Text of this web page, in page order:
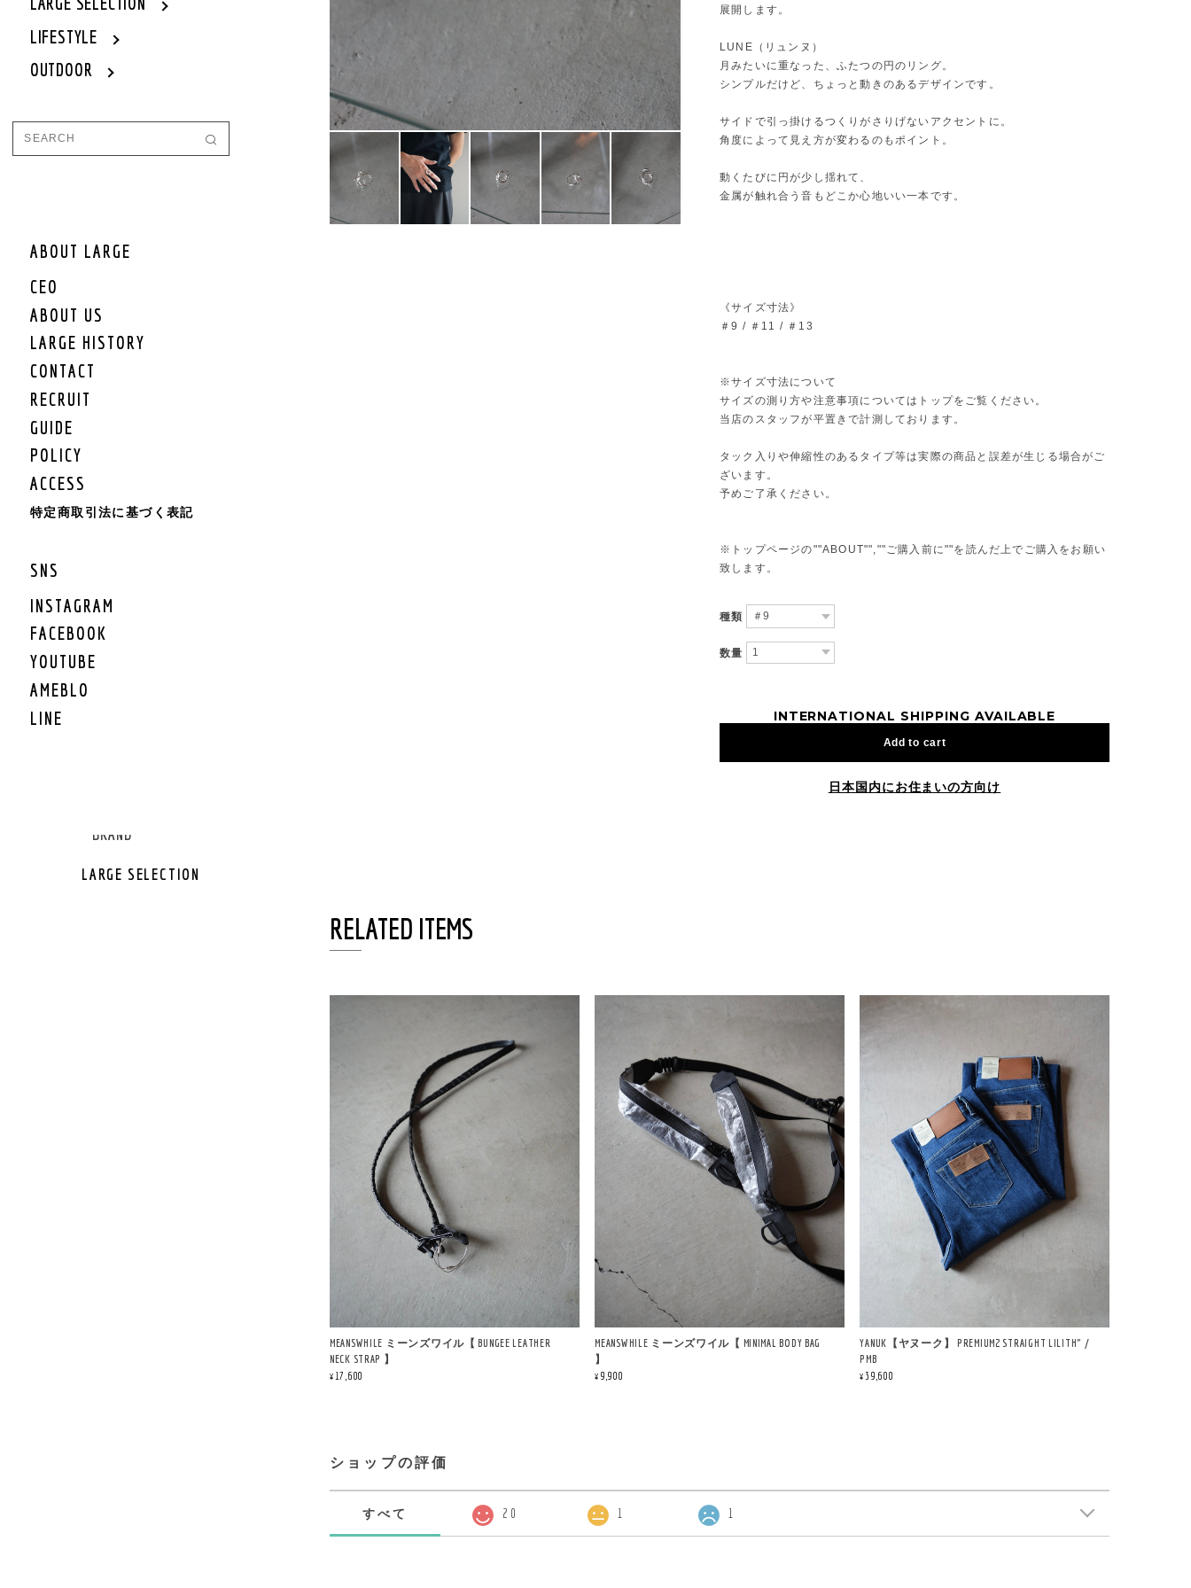
展開します。
LUNE（リュンヌ）
月みたいに重なった、ふたつの円のリング。
シンプルだけど、ちょっと動きのあるデザインです。
サイドで引っ掛けるつくりがさりげないアクセントに。
角度によって見え方が変わるのもポイント。
動くたびに円が少し揺れて、
金属が触れ合う音もどこか心地いい一本です。
《サイズ寸法》
＃9 / ＃11 / ＃13
※サイズ寸法について
サイズの測り方や注意事項についてはトップをご覧ください。
当店のスタッフが平置きで計測しております。
タック入りや伸縮性のあるタイプ等は実際の商品と誤差が生じる場合がご
ざいます。
予めご了承ください。
※トップページの""ABOUT"",""ご購入前に""を読んだ上でご購入をお願い
致します。
種類
数量
INTERNATIONAL SHIPPING AVAILABLE
Add to cart
日本国内にお住まいの方向け
RELATED ITEMS
MEANSWHILE ミーンズワイル【 BUNGEE LEATHER
NECK STRAP 】
¥17,600
MEANSWHILE ミーンズワイル【 MINIMAL BODY BAG
】
¥9,900
YANUK【ヤヌーク】 PREMIUM2 STRAIGHT LILITH" /
PMB
¥39,600
ショップの評価
すべて 20 1 1
WOMEN TOPS
WOMEN ONE PIECE
WOMEN CAP/HAT
WOMEN SHOES
WOMEN OTHER
WOMEN BRAND
KIDS OUTER
KIDS TOPS
KIDS BOTTOMS
KIDS CAP/HAT
KIDS BAG
KIDS ACCESSORY
KIDS GOODS
KIDS ROMPERS
KIDS BRAND
LIFESTYLE
GEAR TARP/TENT
GEAR MAT
GEAR BRAND
LARGE SELECTION
LIFESTYLE
OUTDOOR
ABOUT LARGE
CEO
ABOUT US
LARGE HISTORY
CONTACT
RECRUIT
GUIDE
POLICY
ACCESS
特定商取引法に基づく表記
SNS
INSTAGRAM
FACEBOOK
YOUTUBE
AMEBLO
LINE